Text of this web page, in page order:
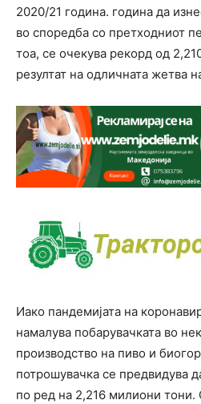
2020/21 година. година да
во споредба со претходниот
тоа, се очекува рекорд од
резултат на одличната жетва
Иако пандемијата на
намалува побарувачката во
производство на пиво и
потрошувачка се предвидува
по ред на 2,216 милиони тони.